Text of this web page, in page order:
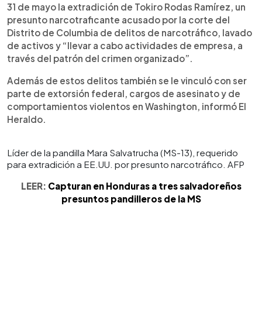
31 de mayo la extradición de Tokiro Rodas Ramírez, un
presunto narcotraficante acusado por la corte del
Distrito de Columbia de delitos de narcotráfico, lavado
de activos y “llevar a cabo actividades de empresa, a
través del patrón del crimen organizado”.
Además de estos delitos también se le vinculó con ser
parte de extorsión federal, cargos de asesinato y de
comportamientos violentos en Washington, informó El
Heraldo.
Líder de la pandilla Mara Salvatrucha (MS-13), requerido
para extradición a EE.UU. por presunto narcotráfico. AFP
LEER: Capturan en Honduras a tres salvadoreños
presuntos pandilleros de la MS